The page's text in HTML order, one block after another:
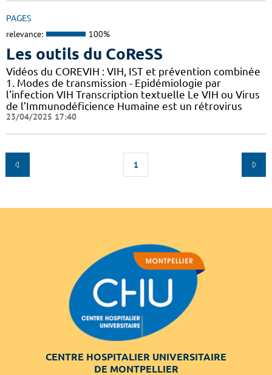
PAGES
relevance: 100%
Les outils du CoReSS
Vidéos du COREVIH : VIH, IST et prévention combinée
1. Modes de transmission - Epidémiologie par
l'infection VIH Transcription textuelle Le VIH ou Virus
de l’Immunodéficience Humaine est un rétrovirus
23/04/2025 17:40
1
CENTRE HOSPITALIER UNIVERSITAIRE
DE MONTPELLIER